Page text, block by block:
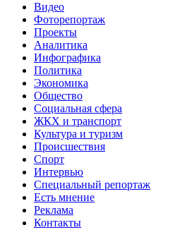
Видео
Фоторепортаж
Проекты
Аналитика
Инфографика
Политика
Экономика
Общество
Социальная сфера
ЖКХ и транспорт
Культура и туризм
Происшествия
Спорт
Интервью
Специальный репортаж
Есть мнение
Реклама
Контакты